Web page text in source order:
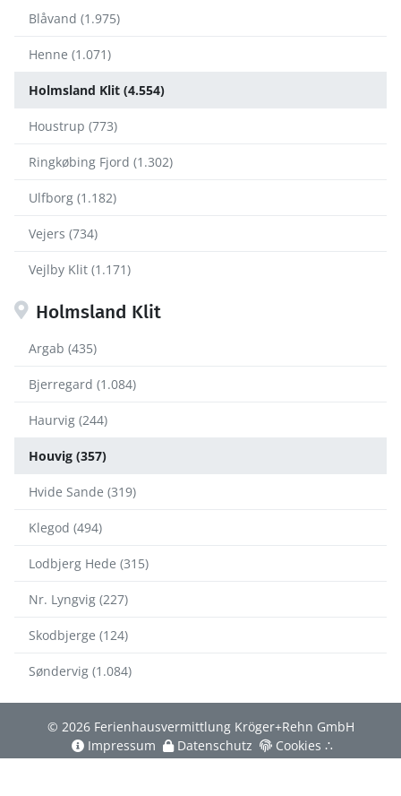
Blåvand (1.975)
Henne (1.071)
Holmsland Klit (4.554)
Houstrup (773)
Ringkøbing Fjord (1.302)
Ulfborg (1.182)
Vejers (734)
Vejlby Klit (1.171)
Holmsland Klit
Argab (435)
Bjerregard (1.084)
Haurvig (244)
Houvig (357)
Hvide Sande (319)
Klegod (494)
Lodbjerg Hede (315)
Nr. Lyngvig (227)
Skodbjerge (124)
Søndervig (1.084)
© 2026 Ferienhausvermittlung Kröger+Rehn GmbH
Impressum
Datenschutz Cookies ∴